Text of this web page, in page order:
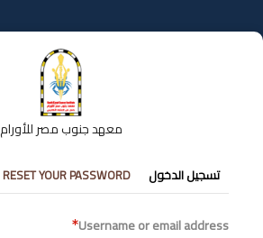
إلى
المحتوى
معهد جنوب مصر للأورام
التبويبات
الأساسية
تسجيل الدخول RESET YOUR PASSWORD
Username or email address